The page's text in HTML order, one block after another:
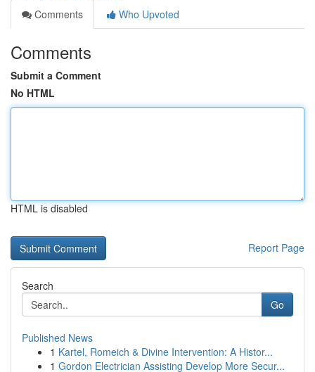
Comments
Who Upvoted
Comments
Submit a Comment
No HTML
HTML is disabled
Report Page
Search
Go
Published News
1 Kartel, Romeich & Divine Intervention: A Histor...
1 Gordon Electrician Assisting Develop More Secur...